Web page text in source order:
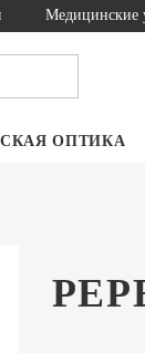
Медицинские
ОПТИКА